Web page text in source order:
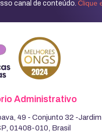
canal de conteúdo. Clique
Administrativo
49 - Conjunto 32 -
01408-010, Brasil